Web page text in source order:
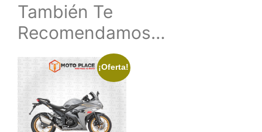
También Te
Recomendamos…
¡Oferta!